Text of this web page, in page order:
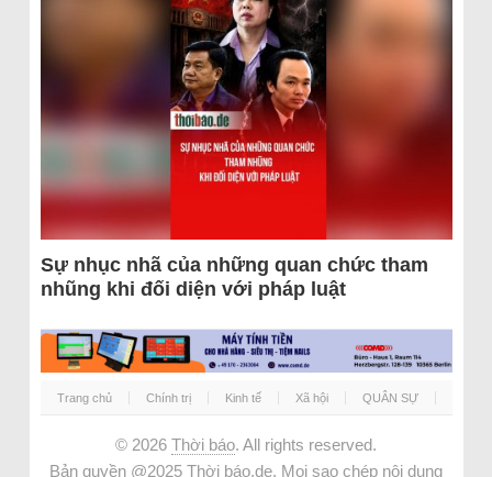
Sự nhục nhã của những quan chức tham
nhũng khi đối diện với pháp luật
Trang chủ Chính trị Kinh tế Xã hội QUÂN SỰ
© 2026 Thời báo. All rights reserved.
Bản quyền @2025 Thời báo.de. Mọi sao chép nội dung